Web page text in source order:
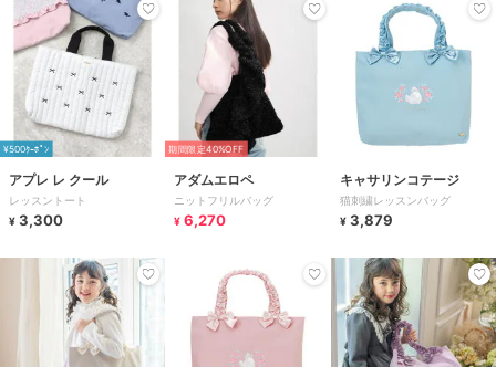
¥500ｸｰﾎﾟﾝ
アプレ レ クール
レッスントート
¥ 3,300
期間限定40%OFF
アダムエロペ
ニットフリルバッグ
¥ 6,270
キャサリンコテージ
猫刺繍レッスンバッグ
¥ 3,879